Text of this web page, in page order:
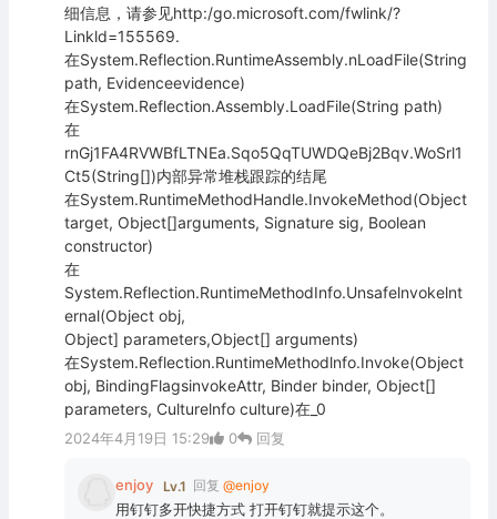
细信息，请参见http:/go.microsoft.com/fwlink/?
Linkld=155569.
在System.Reflection.RuntimeAssembly.nLoadFile(String
path, Evidenceevidence)
在System.Reflection.Assembly.LoadFile(String path)
在
rnGj1FA4RVWBfLTNEa.Sqo5QqTUWDQeBj2Bqv.WoSrl1
Ct5(String[])内部异常堆栈跟踪的结尾
在System.RuntimeMethodHandle.InvokeMethod(Object
target, Object[]arguments, Signature sig, Boolean
constructor)
在
System.Reflection.RuntimeMethodInfo.Unsafelnvokelnt
ernal(Object obj,
Object] parameters,Object[] arguments)
在System.Reflection.RuntimeMethodlnfo.Invoke(Object
obj, BindingFlagsinvokeAttr, Binder binder, Object[]
parameters, Culturelnfo culture)在_0
2024年4月19日 15:29 0 回复
enjoy Lv.1 回复 @enjoy
用钉钉多开快捷方式 打开钉钉就提示这个。